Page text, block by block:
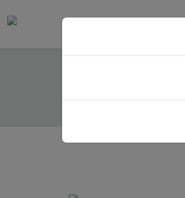
Home Borsa acquisti